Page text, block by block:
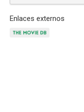
Enlaces externos